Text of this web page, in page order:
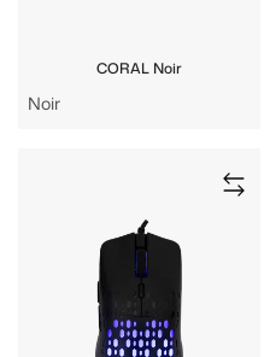
CORAL Noir
Noir